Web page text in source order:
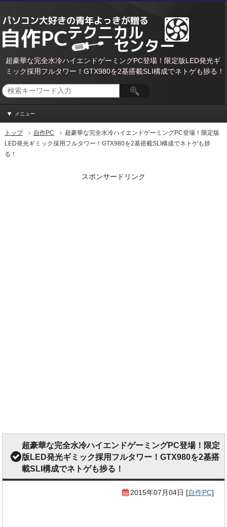
超豪華な完全水冷ハイエンドゲーミングPC登場！限定版LED発光ギ
ミック採用フルタワー！GTX980を2基搭載SLI構成でネトゲも捗る！
メニュー
トップ 自作PC
超豪華な完全水冷ハイエンドゲーミングPC登場！限定版
LED発光ギミック採用フルタワー！GTX980を2基搭載SLI構成でネトゲも捗
る！
スポンサードリンク
超豪華な完全水冷ハイエンドゲーミングPC登場！限定
版LED発光ギミック採用フルタワー！GTX980を2基搭
載SLI構成でネトゲも捗る！
2015年07月04日 [自作PC]